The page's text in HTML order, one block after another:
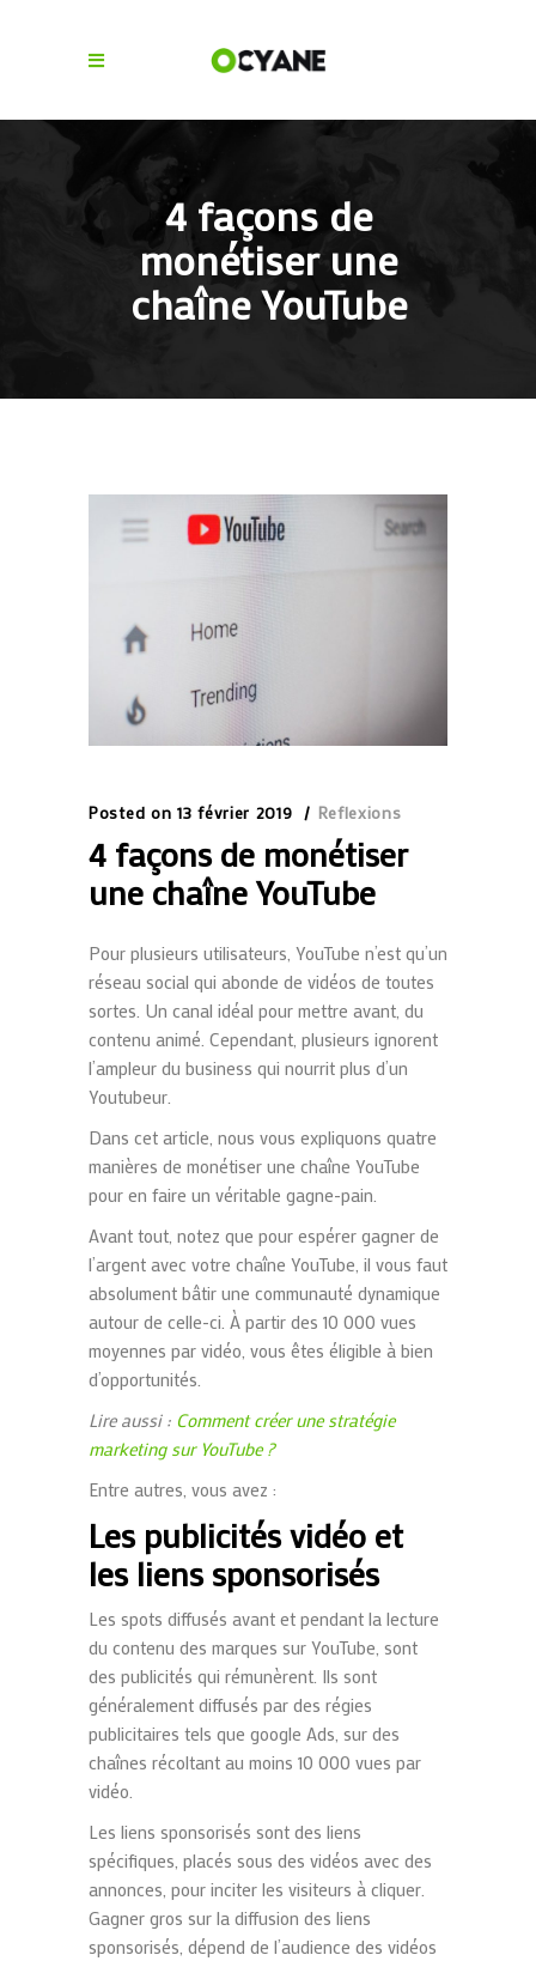
4 façons de
monétiser une
chaîne YouTube
Posted on 13 février 2019 Reflexions
4 façons de monétiser
une chaîne YouTube
Pour plusieurs utilisateurs, YouTube n’est qu’un
réseau social qui abonde de vidéos de toutes
sortes. Un canal idéal pour mettre avant, du
contenu animé. Cependant, plusieurs ignorent
l’ampleur du business qui nourrit plus d’un
Youtubeur.
Dans cet article, nous vous expliquons quatre
manières de monétiser une chaîne YouTube
pour en faire un véritable gagne-pain.
Avant tout, notez que pour espérer gagner de
l’argent avec votre chaîne YouTube, il vous faut
absolument bâtir une communauté dynamique
autour de celle-ci. À partir des 10 000 vues
moyennes par vidéo, vous êtes éligible à bien
d’opportunités.
Lire aussi : Comment créer une stratégie
marketing sur YouTube ?
Entre autres, vous avez :
Les publicités vidéo et
les liens sponsorisés
Les spots diffusés avant et pendant la lecture
du contenu des marques sur YouTube, sont
des publicités qui rémunèrent. Ils sont
généralement diffusés par des régies
publicitaires tels que google Ads, sur des
chaînes récoltant au moins 10 000 vues par
vidéo.
Les liens sponsorisés sont des liens
spécifiques, placés sous des vidéos avec des
annonces, pour inciter les visiteurs à cliquer.
Gagner gros sur la diffusion des liens
sponsorisés, dépend de l’audience des vidéos